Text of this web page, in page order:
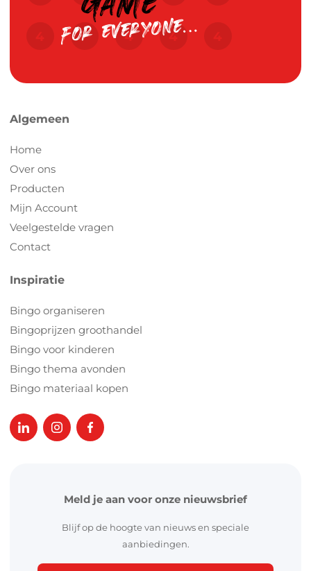
Algemeen
Home
Over ons
Producten
Mijn Account
Veelgestelde vragen
Contact
Inspiratie
Bingo organiseren
Bingoprijzen groothandel
Bingo voor kinderen
Bingo thema avonden
Bingo materiaal kopen
Meld je aan voor onze nieuwsbrief
Blijf op de hoogte van nieuws en speciale
aanbiedingen.